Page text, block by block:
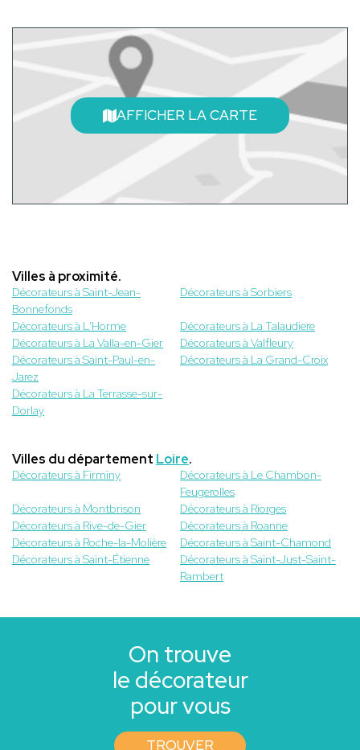
AFFICHER LA CARTE
Villes à proximité.
Décorateurs à Saint-Jean-
Bonnefonds
Décorateurs à Sorbiers
Décorateurs à L'Horme
Décorateurs à La Talaudiere
Décorateurs à La Valla-en-Gier
Décorateurs à Valfleury
Décorateurs à Saint-Paul-en-
Jarez
Décorateurs à La Grand-Croix
Décorateurs à La Terrasse-sur-
Dorlay
Villes du département Loire.
Décorateurs à Firminy
Décorateurs à Le Chambon-
Feugerolles
Décorateurs à Montbrison
Décorateurs à Riorges
Décorateurs à Rive-de-Gier
Décorateurs à Roanne
Décorateurs à Roche-la-Molière
Décorateurs à Saint-Chamond
Décorateurs à Saint-Étienne
Décorateurs à Saint-Just-Saint-
Rambert
On trouve
le décorateur
pour vous
TROUVER